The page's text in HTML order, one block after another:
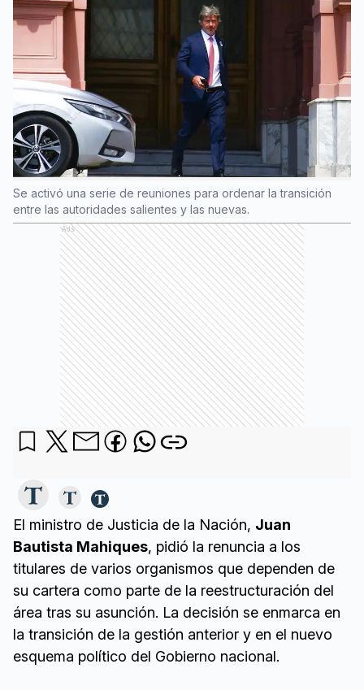
Se activó una serie de reuniones para ordenar la transición
entre las autoridades salientes y las nuevas.
Ads
El ministro de Justicia de la Nación, Juan
Bautista Mahiques, pidió la renuncia a los
titulares de varios organismos que dependen de
su cartera como parte de la reestructuración del
área tras su asunción. La decisión se enmarca en
la transición de la gestión anterior y en el nuevo
esquema político del Gobierno nacional.